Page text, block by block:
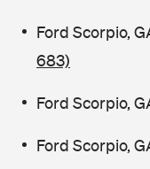
Ford Scorpio,
683)
Ford Scorpio,
Ford Scorpio,